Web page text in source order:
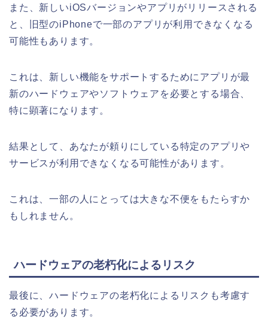
また、新しいiOSバージョンやアプリがリリースされる
と、旧型のiPhoneで一部のアプリが利用できなくなる
可能性もあります。
これは、新しい機能をサポートするためにアプリが最
新のハードウェアやソフトウェアを必要とする場合、
特に顕著になります。
結果として、あなたが頼りにしている特定のアプリや
サービスが利用できなくなる可能性があります。
これは、一部の人にとっては大きな不便をもたらすか
もしれません。
ハードウェアの老朽化によるリスク
最後に、ハードウェアの老朽化によるリスクも考慮す
る必要があります。